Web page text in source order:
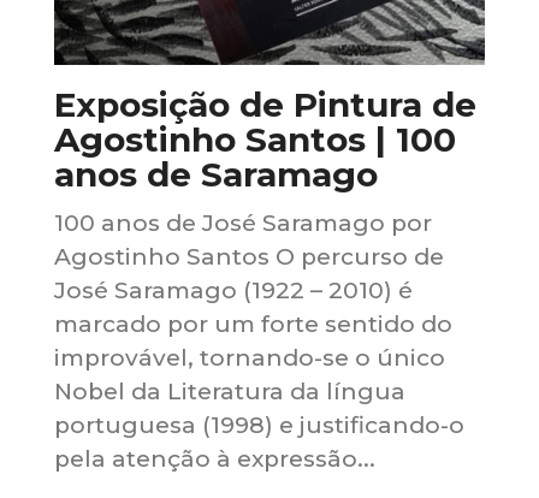
Exposição de Pintura de
Agostinho Santos | 100
anos de Saramago
100 anos de José Saramago por
Agostinho Santos O percurso de
José Saramago (1922 – 2010) é
marcado por um forte sentido do
improvável, tornando-se o único
Nobel da Literatura da língua
portuguesa (1998) e justificando-o
pela atenção à expressão...